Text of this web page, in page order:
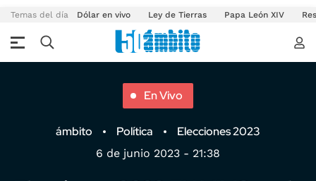
Temas del día Dólar en vivo Ley de Tierras Papa León XIV
En Vivo
ámbito Política Elecciones 2023
6 de junio 2023 - 21:38